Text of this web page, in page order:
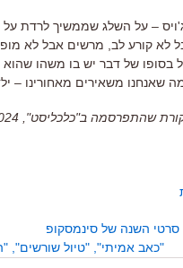
'ויס – על השלג שממשיך לרדת על
לא קורע לב מרשים אבל לא
בסופו של דבר יש בו משהו
שאנחנו משאירים מאחורינו –
ב"כלכליסט", 30.12.2024)
"כאב אמיתי", "טיול שורשים",